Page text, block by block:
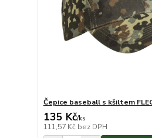
Čepice baseball s kšiltem
135 Kč/ks
111,57 Kč bez DPH